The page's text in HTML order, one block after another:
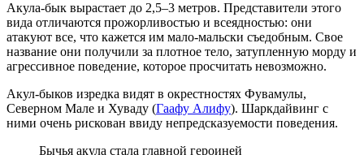
Акула-бык вырастает до 2,5–3 метров. Представители этого
вида отличаются прожорливостью и всеядностью: они
атакуют все, что кажется им мало-мальски съедобным. Свое
название они получили за плотное тело, затупленную морду и
агрессивное поведение, которое просчитать невозможно.
Акул-быков изредка видят в окрестностях Фувамулы,
Северном Мале и Хуваду (Гаафу Алифу). Шаркдайвинг с
ними очень рискован ввиду непредсказуемости поведения.
Бычья акула стала главной героиней